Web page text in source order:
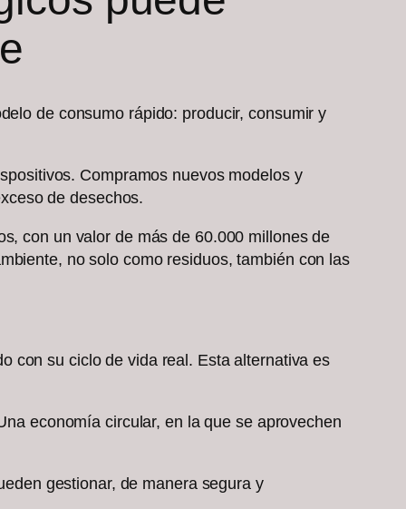
de consumo rápido: producir, consumir y
Compramos nuevos modelos y
de desechos.
con un valor de más de 60.000 millones de
no solo como residuos, también con las
con su ciclo de vida real. Esta alternativa es
economía circular, en la que se aprovechen
gestionar, de manera segura y